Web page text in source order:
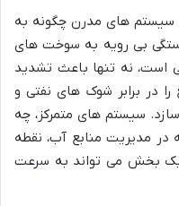
سیستم های مدرن چگونه به
بی رویه به سوخت های
است، نه تنها باعث تشدید
در برابر شوک های نفتی و
سیستم های متمرکز، چه
در مدیریت منابع آب، نقطه
یک بخش می تواند به سرعت